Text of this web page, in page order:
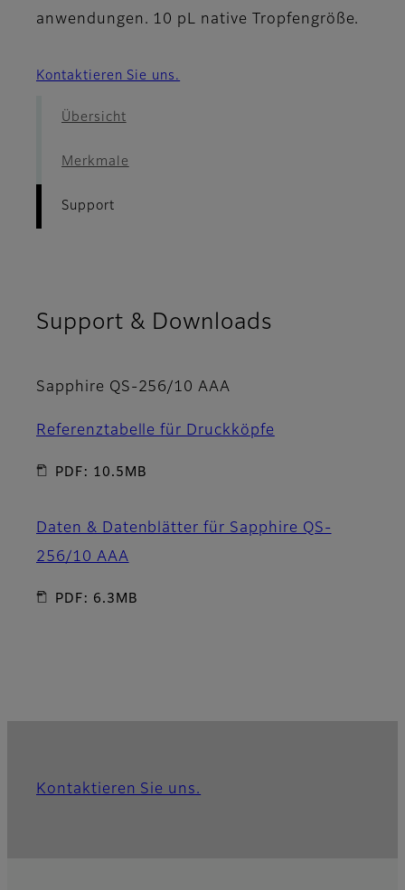
anwendungen. 10 pL native Tropfengröße.
Kontaktieren Sie uns.
Übersicht
Merkmale
Support
Support & Downloads
Sapphire QS-256/10 AAA
Referenztabelle für Druckköpfe
PDF: 10.5MB
Daten & Datenblätter für Sapphire QS-
256/10 AAA
PDF: 6.3MB
Kontaktieren Sie uns.